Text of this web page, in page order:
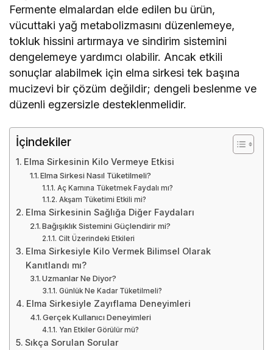
Fermente elmalardan elde edilen bu ürün,
vücuttaki yağ metabolizmasını düzenlemeye,
tokluk hissini artırmaya ve sindirim sistemini
dengelemeye yardımcı olabilir. Ancak etkili
sonuçlar alabilmek için elma sirkesi tek başına
mucizevi bir çözüm değildir; dengeli beslenme ve
düzenli egzersizle desteklenmelidir.
İçindekiler
Elma Sirkesinin Kilo Vermeye Etkisi
Elma Sirkesi Nasıl Tüketilmeli?
Aç Karnına Tüketmek Faydalı mı?
Akşam Tüketimi Etkili mi?
Elma Sirkesinin Sağlığa Diğer Faydaları
Bağışıklık Sistemini Güçlendirir mi?
Cilt Üzerindeki Etkileri
Elma Sirkesiyle Kilo Vermek Bilimsel Olarak
Kanıtlandı mı?
Uzmanlar Ne Diyor?
Günlük Ne Kadar Tüketilmeli?
Elma Sirkesiyle Zayıflama Deneyimleri
Gerçek Kullanıcı Deneyimleri
Yan Etkiler Görülür mü?
Sıkça Sorulan Sorular